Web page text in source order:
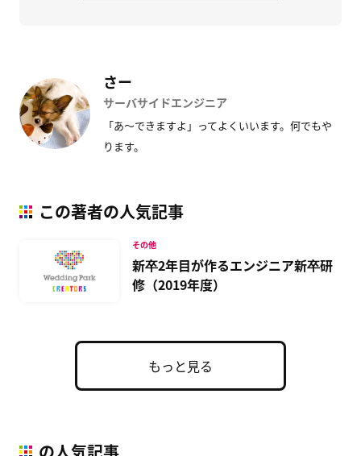
さー
サーバサイドエンジニア
「あ〜できますよ」ってよくいいます。何でもや
ります。
この著者の人気記事
新卒2年目が作るエンジニア新卒研
修（2019年度）
その他
もっと見る